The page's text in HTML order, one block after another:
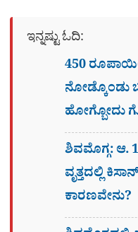
ಇನ್ನಷ್ಟು ಓದಿ:
450
ನೋಡ್ಕೊಂಡು
ಹೋಗ್ಬೋದು
ಶಿವಮೊಗ್ಗ: ಆ.
ವೃತ್ತದಲ್ಲಿ
ಕಾರಣವೇನು?